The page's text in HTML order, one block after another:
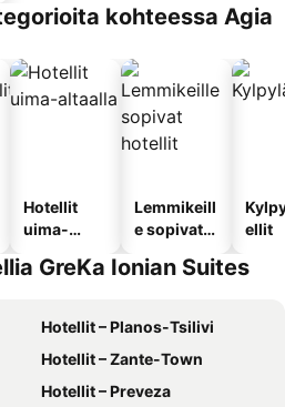
kohteessa Agia
Hotellit
uima-
Lemmikeill
e sopivat
ellit
GreKa Ionian Suites
Hotellit – Planos-Tsilivi
Hotellit – Zante-Town
Hotellit – Preveza